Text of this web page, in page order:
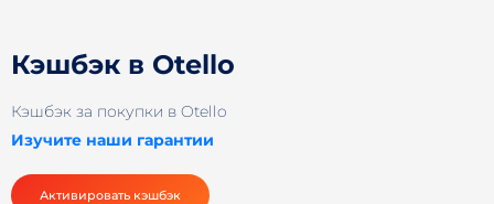
Кэшбэк в Otello
Кэшбэк за покупки в Otello
Изучите наши гарантии
Активировать кэшбэк